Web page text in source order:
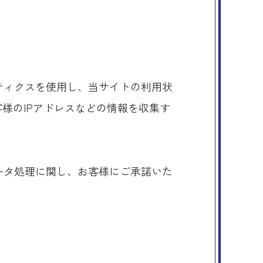
クスを使用し、当サイトの利用状
のIPアドレスなどの情報を収集す
処理に関し、お客様にご承諾いた